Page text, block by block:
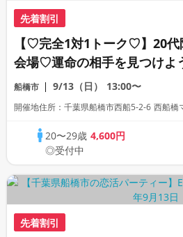
先着割引
【♡完全1対1トーク♡】20代
会場♡運命の相手を見つけよ
換自由
船橋市 9/13（日） 13:00〜
開催地住所：千葉県船橋市西船5-2-6 西船橋
20〜29歳4,600円
◎受付中
先着割引